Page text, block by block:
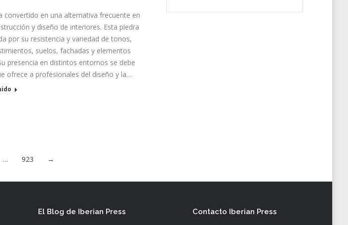
convertido en una alternativa frecuente en
y diseño de interiores. Esta piedra
por su resistencia y variedad de tonos,
suelos, fachadas y elementos
presencia en distintos entornos se debe
ofrece a profesionales del diseño y la…
… 923 →
El Blog de Iberian Press Contacto Iberian Press